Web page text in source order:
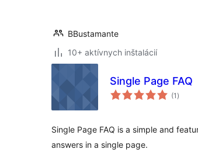
BBustamante
10+ aktívnych inštalácií
Single Page FAQ
(1 celkové
)
Single Page FAQ is a simple and
answers in a single page.